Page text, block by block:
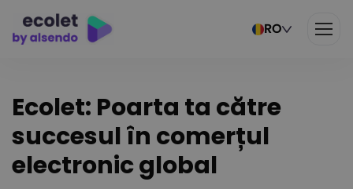
RO
Ecolet: Poarta ta către
succesul în comerțul
electronic global